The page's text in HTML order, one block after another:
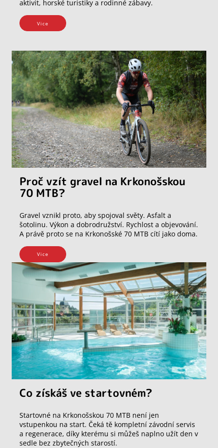
aktivit, horské turistiky a rodinné zábavy.
Vice
Proč vzít gravel na Krkonošskou
70 MTB?
Gravel vznikl proto, aby spojoval světy. Asfalt a
šotolinu. Výkon a dobrodružství. Rychlost a objevování.
A právě proto se na Krkonošské 70 MTB cítí jako doma.
Vice
Co získáš ve startovném?
Startovné na Krkonošskou 70 MTB není jen
vstupenkou na start. Čeká tě kompletní závodní servis
a regenerace, díky kterému si můžeš naplno užít den v
sedle bez zbytečných starostí.